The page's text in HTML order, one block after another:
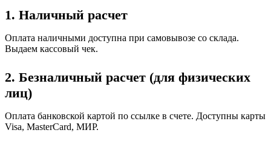
1. Наличный расчет
Оплата наличными доступна при самовывозе со склада.
Выдаем кассовый чек.
2. Безналичный расчет (для физических
лиц)
Оплата банковской картой по ссылке в счете. Доступны карты
Visa, MasterCard, МИР.